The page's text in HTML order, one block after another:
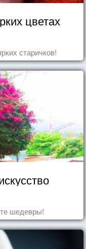
цветах
старичков!
шедевры!